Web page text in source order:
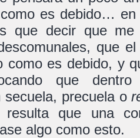
es debido…
que decir que
que
como es debido, y
que
secuela, precuela o
que una
algo como esto.